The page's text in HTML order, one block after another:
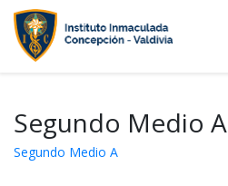
Segundo Medio A
Segundo Medio A